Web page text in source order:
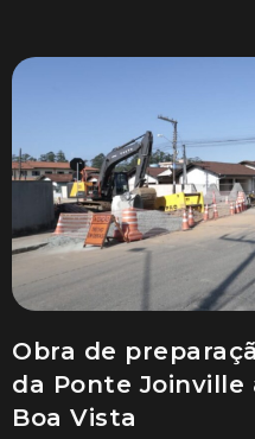
Obra de
da Ponte Joinville
Boa Vista